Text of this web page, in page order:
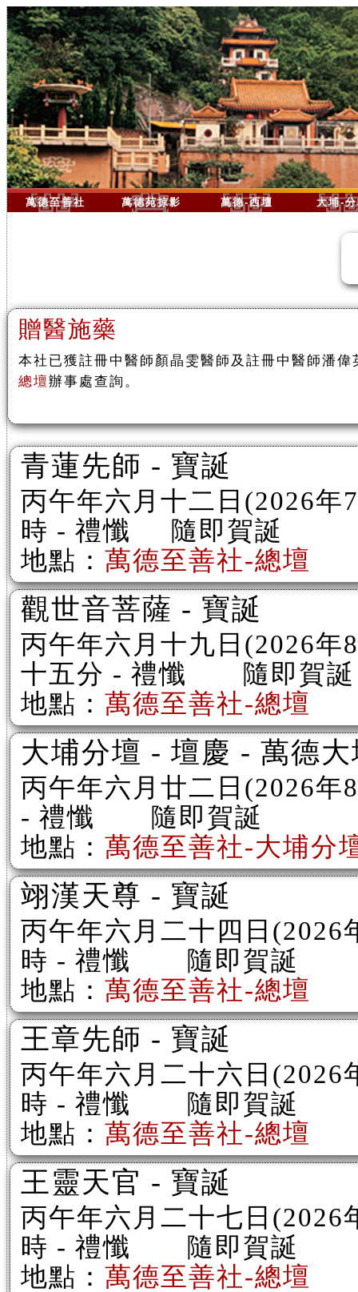
萬德至善社 萬德苑掠影 萬德-西壇 大埔-
贈醫施藥
本社已獲註冊中醫師顏晶雯醫師及註冊中醫師潘
總壇辦事處查詢。
青蓮先師 - 寶誕
丙午年六月十二日(2026
時 - 禮懺 隨即賀誕
地點： 萬德至善社-總壇
觀世音菩薩 - 寶誕
丙午年六月十九日(2026
十五分 - 禮懺 隨即賀誕
地點： 萬德至善社-總壇
大埔分壇 - 壇慶 - 萬德
丙午年六月廿二日(2026
- 禮懺 隨即賀誕
地點： 萬德至善社-大埔分
翊漢天尊 - 寶誕
丙午年六月二十四日
時 - 禮懺 隨即賀誕
地點： 萬德至善社-總壇
王章先師 - 寶誕
丙午年六月二十六日
時 - 禮懺 隨即賀誕
地點： 萬德至善社-總壇
王靈天官 - 寶誕
丙午年六月二十七日
時 - 禮懺 隨即賀誕
地點： 萬德至善社-總壇